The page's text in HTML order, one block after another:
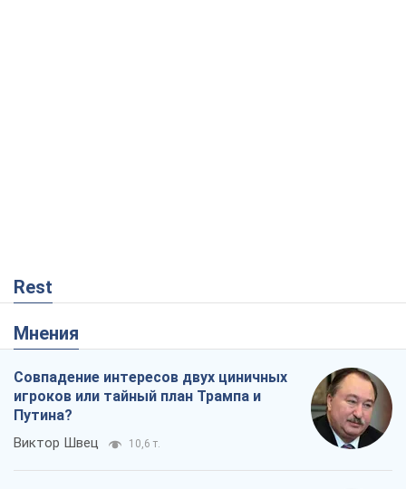
Rest
Мнения
Совпадение интересов двух циничных
игроков или тайный план Трампа и
Путина?
Виктор Швец 10,6 т.